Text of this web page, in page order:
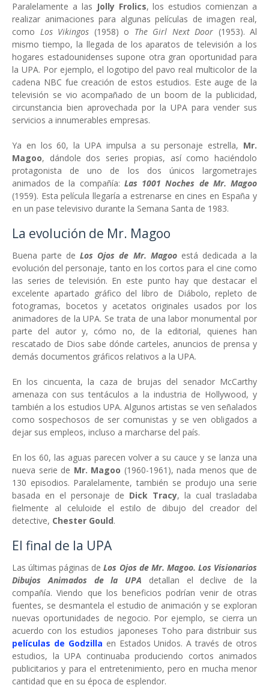
Paralelamente a las Jolly Frolics, los estudios comienzan a
realizar animaciones para algunas películas de imagen real,
como Los Vikingos (1958) o The Girl Next Door (1953). Al
mismo tiempo, la llegada de los aparatos de televisión a los
hogares estadounidenses supone otra gran oportunidad para
la UPA. Por ejemplo, el logotipo del pavo real multicolor de la
cadena NBC fue creación de estos estudios. Este auge de la
televisión se vio acompañado de un boom de la publicidad,
circunstancia bien aprovechada por la UPA para vender sus
servicios a innumerables empresas.
Ya en los 60, la UPA impulsa a su personaje estrella, Mr.
Magoo, dándole dos series propias, así como haciéndolo
protagonista de uno de los dos únicos largometrajes
animados de la compañía: Las 1001 Noches de Mr. Magoo
(1959). Esta película llegaría a estrenarse en cines en España y
en un pase televisivo durante la Semana Santa de 1983.
La evolución de Mr. Magoo
Buena parte de Los Ojos de Mr. Magoo está dedicada a la
evolución del personaje, tanto en los cortos para el cine como
las series de televisión. En este punto hay que destacar el
excelente apartado gráfico del libro de Diábolo, repleto de
fotogramas, bocetos y acetatos originales usados por los
animadores de la UPA. Se trata de una labor monumental por
parte del autor y, cómo no, de la editorial, quienes han
rescatado de Dios sabe dónde carteles, anuncios de prensa y
demás documentos gráficos relativos a la UPA.
En los cincuenta, la caza de brujas del senador McCarthy
amenaza con sus tentáculos a la industria de Hollywood, y
también a los estudios UPA. Algunos artistas se ven señalados
como sospechosos de ser comunistas y se ven obligados a
dejar sus empleos, incluso a marcharse del país.
En los 60, las aguas parecen volver a su cauce y se lanza una
nueva serie de Mr. Magoo (1960-1961), nada menos que de
130 episodios. Paralelamente, también se produjo una serie
basada en el personaje de Dick Tracy, la cual trasladaba
fielmente al celuloide el estilo de dibujo del creador del
detective, Chester Gould.
El final de la UPA
Las últimas páginas deLos Ojos de Mr. Magoo. Los Visionarios
Dibujos Animados de la UPA detallan el declive de la
compañía. Viendo que los beneficios podrían venir de otras
fuentes, se desmantela el estudio de animación y se exploran
nuevas oportunidades de negocio. Por ejemplo, se cierra un
acuerdo con los estudios japoneses Toho para distribuir sus
películas de Godzilla en Estados Unidos. A través de otros
estudios, la UPA continuaba produciendo cortos animados
publicitarios y para el entretenimiento, pero en mucha menor
cantidad que en su época de esplendor.